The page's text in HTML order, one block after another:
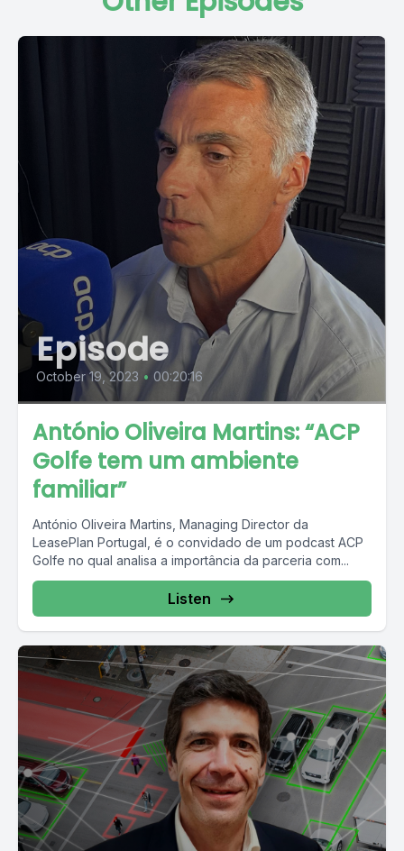
Episode
October 19, 2023 • 00:20:16
António Oliveira Martins: “ACP
Golfe tem um ambiente
familiar”
António Oliveira Martins, Managing Director da
LeasePlan Portugal, é o convidado de um podcast ACP
Golfe no qual analisa a importância da parceria com...
Listen